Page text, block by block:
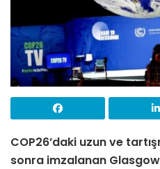
COP26’daki uzun ve
sonra imzalanan Glasgow